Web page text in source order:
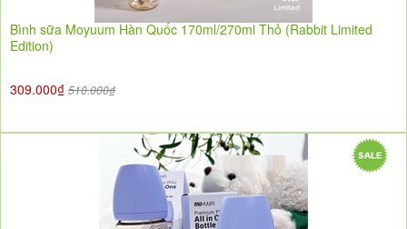
Bình sữa Moyuum Hàn Quốc 170ml/270ml Thỏ (Rabbit Limited
Edition)
309.000₫ 510.000₫